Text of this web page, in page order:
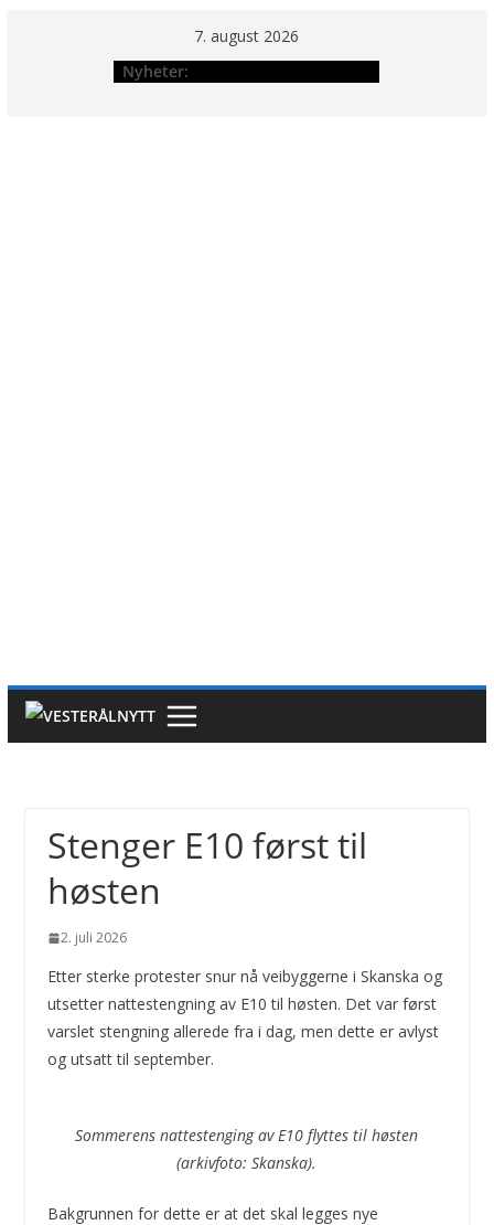
7. august 2026
Nyheter:
Stenger E10 først til
høsten
2. juli 2026
Etter sterke protester snur nå veibyggerne i Skanska og
utsetter nattestengning av E10 til høsten. Det var først
varslet stengning allerede fra i dag, men dette er avlyst
og utsatt til september.
Sommerens nattestenging av E10 flyttes til høsten
(arkivfoto: Skanska).
Bakgrunnen for dette er at det skal legges nye